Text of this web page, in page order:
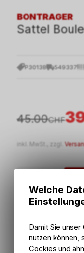
BONTRAGER
Sattel
P30138 549337
45.00CHF
inkl. MwSt., zzgl.
7 - 14 Tage ab
Versand
Welche
Damit Sie
nutzen können,
Cookies und